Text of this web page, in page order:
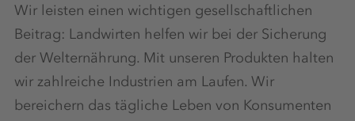
Wir leisten einen wichtigen gesellschaftlichen
Beitrag: Landwirten helfen wir bei der Sicherung
der Welternährung. Mit unseren Produkten halten
wir zahlreiche Industrien am Laufen. Wir
bereichern das tägliche Leben von Konsumenten